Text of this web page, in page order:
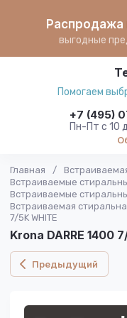
Распродажа
выгодные
Помогаем
+7 (495)
Пн-Пт с 10
Главная /
Встраиваемые
Встраиваемые
Встраиваемая
7/5K WHITE
Krona DARRE 1400
Предыдущий